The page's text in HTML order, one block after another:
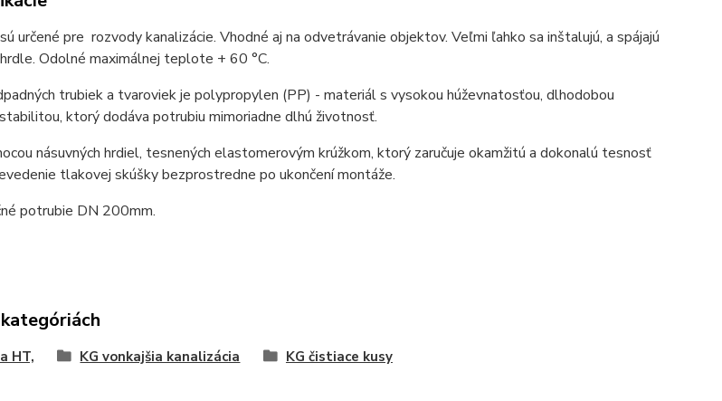
určené pre rozvody kanalizácie. Vhodné aj na odvetrávanie objektov. Veľmi ľahko sa inštalujú, a spájajú
Odolné maximálnej teplote + 60 °C.
trubiek a tvaroviek je polypropylen (PP) - materiál s vysokou húževnatosťou, dlhodobou
ktorý dodáva potrubiu mimoriadne dlhú životnosť.
násuvných hrdiel, tesnených elastomerovým krúžkom, ktorý zaručuje okamžitú a dokonalú tesnosť
tlakovej skúšky bezprostredne po ukončení montáže.
potrubie DN 200mm.
HT,
KG vonkajšia kanalizácia KG čistiace kusy